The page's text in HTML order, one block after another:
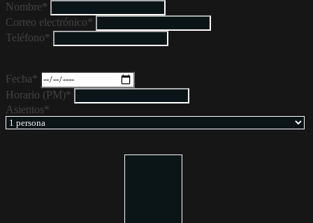
Nombre*
Correo electrónico*
Teléfono*
Fecha*
Horario (PM)*
Asientos*